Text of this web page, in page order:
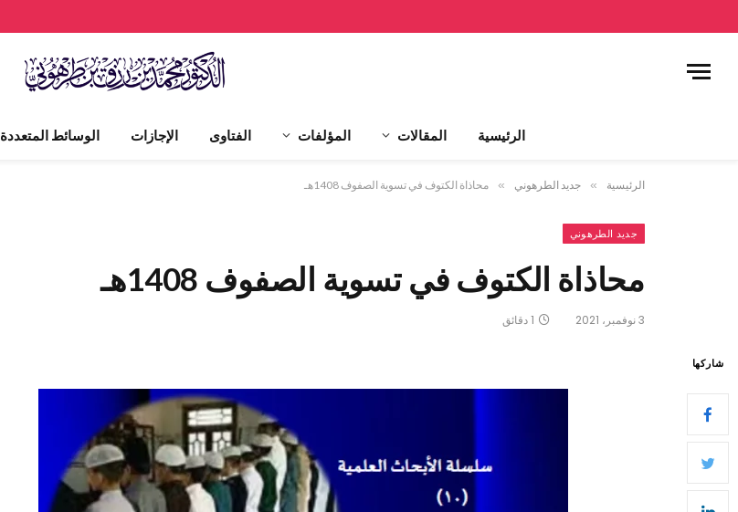
الرئيسية المقالات المؤلفات الفتاوى الإجازات الوسائط المتعددة
الرئيسية » جديد الطرهوني » محاذاة الكتوف في تسوية الصفوف 1408هـ
جديد الطرهوني
محاذاة الكتوف في تسوية الصفوف 1408هـ
3 نوفمبر، 2021 1 دقائق
شاركها